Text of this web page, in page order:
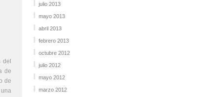
de
de
julio 2013
mayo 2013
abril 2013
febrero 2013
octubre 2012
julio 2012
mayo 2012
marzo 2012